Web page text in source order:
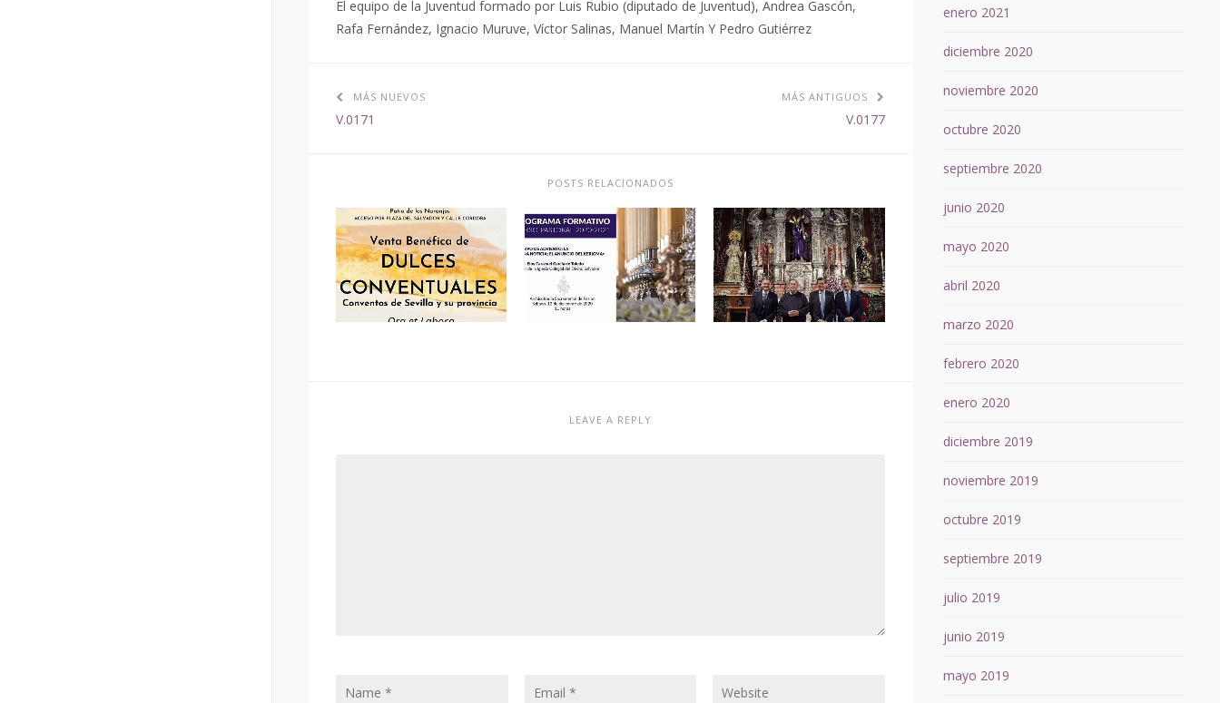
El equipo de la Juventud formado por Luis Rubio (diputado de Juventud), Andrea Gascón,
Rafa Fernández, Ignacio Muruve, Víctor Salinas, Manuel Martín Y Pedro Gutiérrez
MÁS NUEVOS
V.0171
MÁS ANTIGÜOS
V.0177
POSTS RELACIONADOS
LEAVE A REPLY
enero 2021
diciembre 2020
noviembre 2020
octubre 2020
septiembre 2020
junio 2020
mayo 2020
abril 2020
marzo 2020
febrero 2020
enero 2020
diciembre 2019
noviembre 2019
octubre 2019
septiembre 2019
julio 2019
junio 2019
mayo 2019